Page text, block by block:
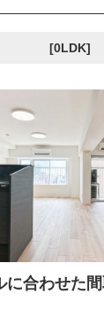
[0LDK]
に合わせた